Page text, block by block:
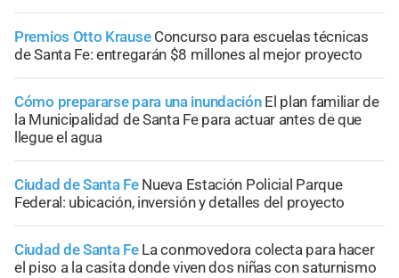
Premios Otto Krause Concurso para escuelas técnicas
de Santa Fe: entregarán $8 millones al mejor proyecto
Cómo prepararse para una inundación El plan familiar de
la Municipalidad de Santa Fe para actuar antes de que
llegue el agua
Ciudad de Santa Fe Nueva Estación Policial Parque
Federal: ubicación, inversión y detalles del proyecto
Ciudad de Santa Fe La conmovedora colecta para hacer
el piso a la casita donde viven dos niñas con saturnismo